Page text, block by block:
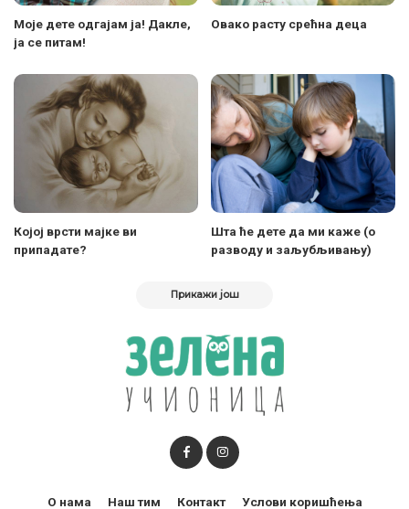
Моје дете одгајам ја! Дакле,
ја се питам!
Овако расту срећна деца
Којој врсти мајке ви
припадате?
Шта ће дете да ми каже (о
разводу и заљубљивању)
Прикажи још
О нама Наш тим Контакт Услови коришћења